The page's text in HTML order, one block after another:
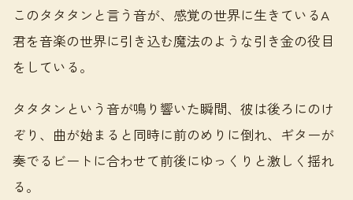
このタタタンと言う音が、感覚の世界に生きているA
君を音楽の世界に引き込む魔法のような引き金の役目
をしている。
タタタンという音が鳴り響いた瞬間、彼は後ろにのけ
ぞり、曲が始まると同時に前のめりに倒れ、ギターが
奏でるビートに合わせて前後にゆっくりと激しく揺れ
る。